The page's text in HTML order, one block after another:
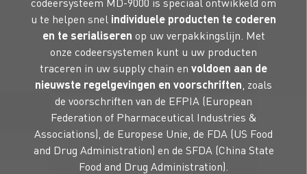
codeersysteem MD-9000 is speciaal ontwikkeld om
u te helpen snel individuele producten te coderen
en te serialiseren op uw verpakkingslijn. Met
onze codeersystemen kunt u uw producten
traceren in uw supply chain en voldoen aan de
nieuwste regelgevingen en voorschriften, zoals
de voorschriften van de EFPIA (European
Federation of Pharmaceutical Industries &
Associations), de Europese Unie, de FDA (US Food
and Drug Administration) en de SFDA (China State
Food and Drug Administration).